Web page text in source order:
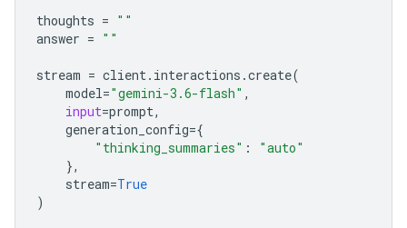
thoughts = ""
answer = ""
stream = client. interactions .create(
model="gemini-3.6-flash" ,
input=prompt,
generation_config={
"thinking_summaries" :
"auto"
},
stream=True
)